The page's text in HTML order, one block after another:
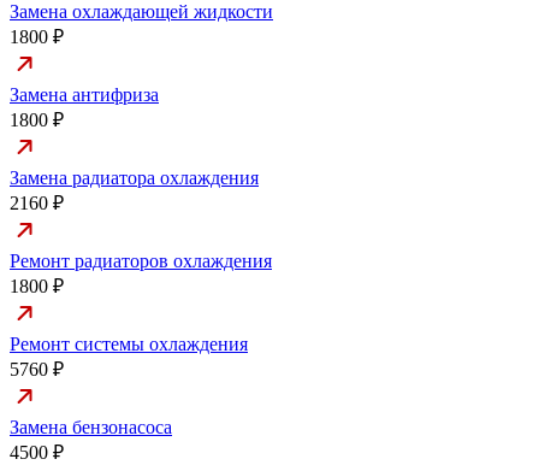
Замена охлаждающей жидкости
1800 ₽
Замена антифриза
1800 ₽
Замена радиатора охлаждения
2160 ₽
Ремонт радиаторов охлаждения
1800 ₽
Ремонт системы охлаждения
5760 ₽
Замена бензонасоса
4500 ₽